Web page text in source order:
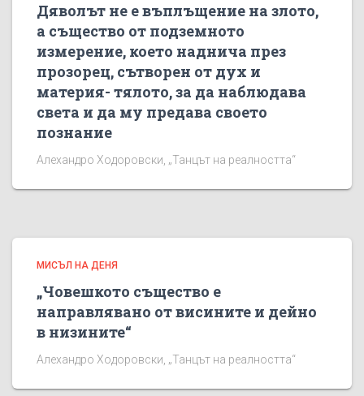
Дяволът не е въплъщение на злото,
а същество от подземното
измерение, което наднича през
прозорец, сътворен от дух и
материя- тялото, за да наблюдава
света и да му предава своето
познание
Алехандро Ходоровски, „Танцът на реалността“
МИСЪЛ НА ДЕНЯ
„Човешкото същество е
направлявано от висините и дейно
в низините“
Алехандро Ходоровски, „Танцът на реалността“